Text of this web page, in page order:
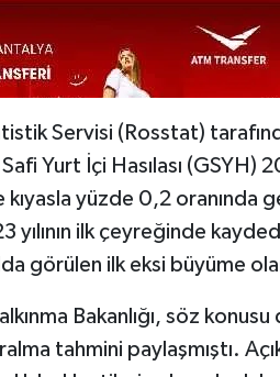
Servisi (Rosstat)
Yurt İçi Hasılası (GSYH)
kıyasla yüzde 0,2 oranında
yılının ilk çeyreğinde
görülen ilk eksi büyüme
Bakanlığı, söz
tahmini paylaşmıştı.